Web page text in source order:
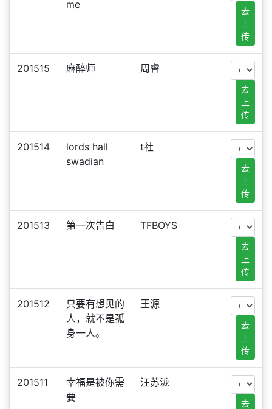
me
去
上
传
201515 麻醉师 周睿
去
上
传
201514
lords hall
swadian
t社
去
上
传
201513 第一次告白 TFBOYS
去
上
传
201512
只要有想见的
人，就不是孤
身一人。
王源
去
上
传
201511
幸福是被你需
要
汪苏泷
去